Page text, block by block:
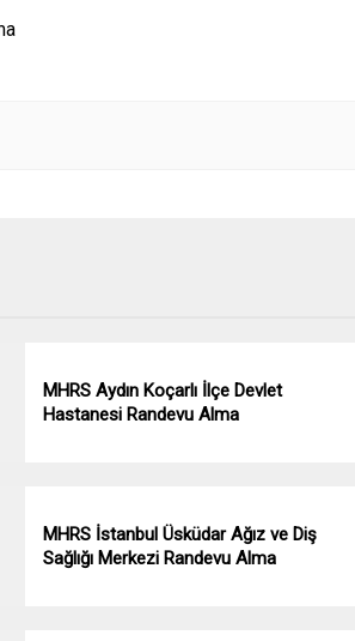
MHRS Aydın Koçarlı İlçe Devlet
Hastanesi Randevu Alma
MHRS İstanbul Üsküdar Ağız ve Diş
Sağlığı Merkezi Randevu Alma